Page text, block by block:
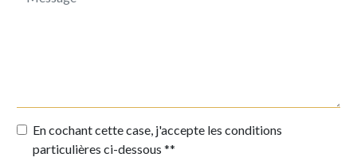
En cochant cette case, j'accepte les conditions
particulières ci-dessous **